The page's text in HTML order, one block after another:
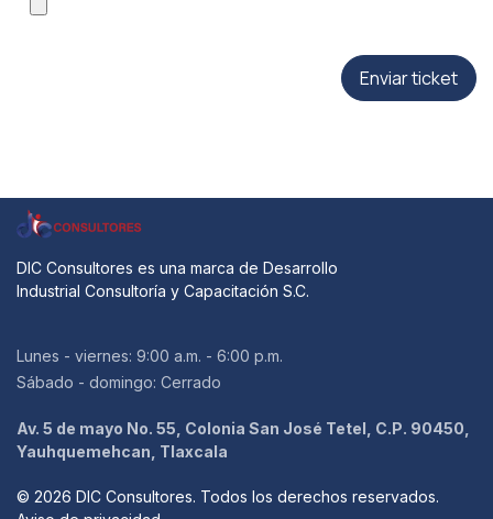
Enviar ticket
DIC Consultores es una marca de Desarrollo
Industrial Consultoría y Capacitación S.C.
Lunes - viernes: 9:00 a.m. - 6:00 p.m.
Sábado - domingo: Cerrado
Av. 5 de mayo No. 55, Colonia San José Tetel, C.P. 90450,
Yauhquemehcan, Tlaxcala​
© 2026 DIC Consultores. Todos los derechos reservados.